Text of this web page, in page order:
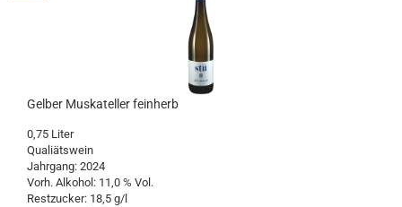
Gelber Muskateller feinherb
0,75 Liter
Qualiätswein
Jahrgang: 2024
Vorh. Alkohol: 11,0 % Vol.
Restzucker: 18,5 g/l